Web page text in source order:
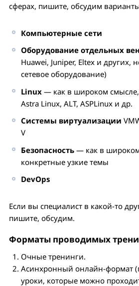
сферах, пишите, обсудим
Компьютерные сети
Оборудование отдельных
Huawei, Juniper, Eltex и других,
сетевое оборудование)
Linux — как в широком смысле,
Astra Linux, ALT, ASPLinux и др.
Системы виртуализации
V
Безопасность — как в
конкретные узкие темы
DevOps
Если вы специалист в какой-то
пишите, обсудим.
Форматы проводимых
Очные тренинги.
Асинхронный онлайн-формат
уроки, которые можно